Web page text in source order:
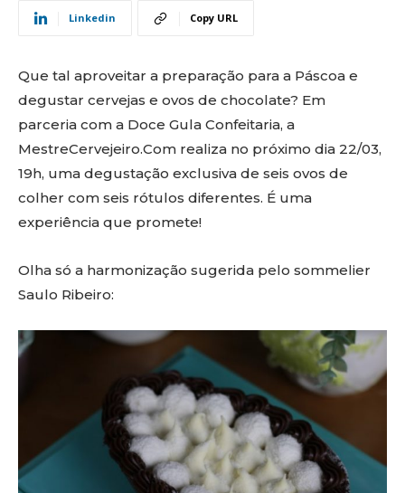
Linkedin Copy URL
Que tal aproveitar a preparação para a Páscoa e
degustar cervejas e ovos de chocolate? Em
parceria com a Doce Gula Confeitaria, a
MestreCervejeiro.Com realiza no próximo dia 22/03,
19h, uma degustação exclusiva de seis ovos de
colher com seis rótulos diferentes. É uma
experiência que promete!
Olha só a harmonização sugerida pelo sommelier
Saulo Ribeiro: